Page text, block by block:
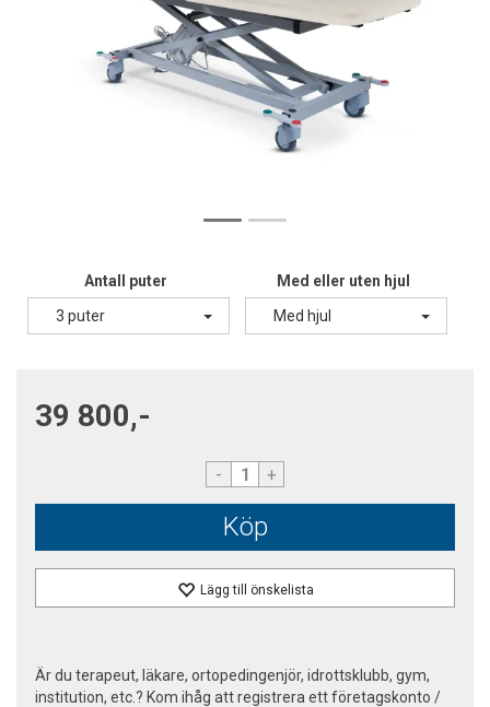
Antall puter
3 puter
Med eller uten hjul
Med hjul
39 800,-
- +
Köp
Lägg till önskelista
Är du terapeut, läkare, ortopedingenjör, idrottsklubb, gym,
institution, etc.? Kom ihåg att registrera ett företagskonto /